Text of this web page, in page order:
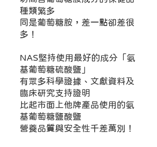
種類繁多
同是葡萄糖胺，差一點卻差很
多！
NAS堅持使用最好的成分「氨
基葡萄糖硫酸鹽」
有眾多科學證據、文獻資料及
臨床研究支持證明
比起市面上他牌產品使用的氨
基葡萄糖鹽酸鹽
營養品質與安全性千差萬別！